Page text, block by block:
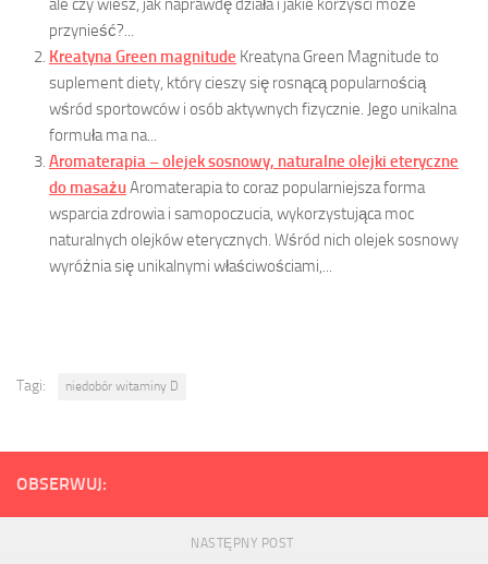
przynieść?...
Kreatyna Green magnitude Kreatyna Green Magnitude to
suplement diety, który cieszy się rosnącą popularnością
wśród sportowców i osób aktywnych fizycznie. Jego unikalna
formuła ma na...
Aromaterapia – olejek sosnowy, naturalne olejki eteryczne
do masażuAromaterapia to coraz popularniejsza forma
wsparcia zdrowia i samopoczucia, wykorzystująca moc
naturalnych olejków eterycznych. Wśród nich olejek sosnowy
wyróżnia się unikalnymi właściwościami,...
Tagi: niedobór witaminy D
OBSERWUJ:
NASTĘPNY POST